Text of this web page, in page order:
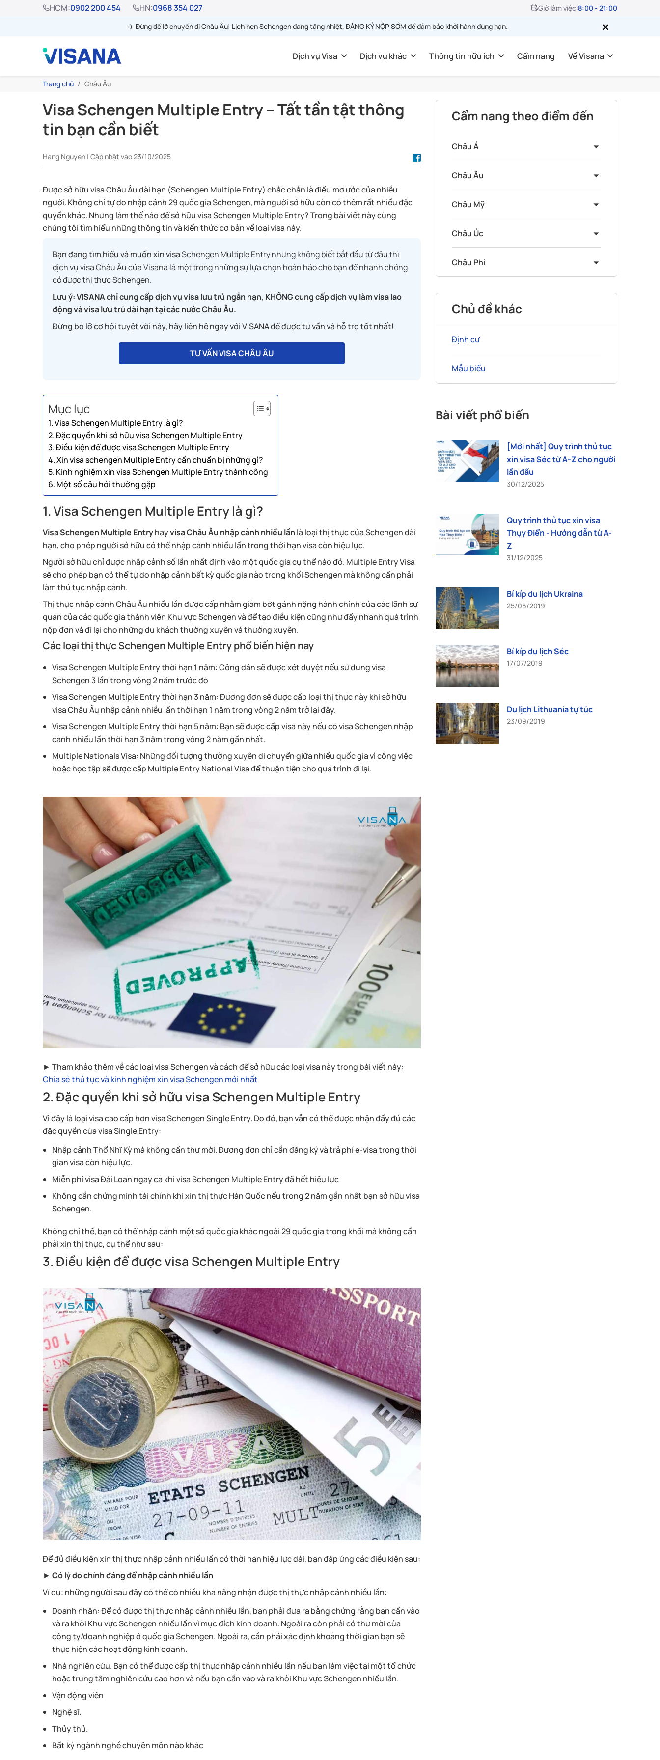
HCM:0902 200 454 HN:0968 354 027 Giờ làm việc:8:00 - 21:00
✈️ Đừng để lỡ chuyến đi Châu Âu! Lịch hẹn Schengen đang tăng nhiệt, ĐĂNG KÝ NỘP SỚM để đảm bảo khởi hành đúng hạn.
Dịch vụ Visa Dịch vụ khác Thông tin hữu ích Cẩm nang Về Visana
Trang chủ Châu Âu
Visa Schengen Multiple Entry – Tất tần tật thông
tin bạn cần biết
Hang Nguyen | Cập nhật vào 23/10/2025
Được sở hữu visa Châu Âu dài hạn (Schengen Multiple Entry) chắc chắn là điều mơ ước của nhiều
người. Không chỉ tự do nhập cảnh 29 quốc gia Schengen, mà người sở hữu còn có thêm rất nhiều đặc
quyền khác. Nhưng làm thế nào để sở hữu visa Schengen Multiple Entry? Trong bài viết này cùng
chúng tôi tìm hiểu những thông tin và kiến thức cơ bản về loại visa này.
Bạn đang tìm hiểu và muốn xin visaSchengen Multiple Entry nhưng không biết bắt đầu từ đâu thì
dịch vụ visa Châu Âu của Visana là một trong những sự lựa chọn hoàn hảo cho bạn để nhanh chóng
có được thị thực Schengen.
Lưu ý: VISANA chỉ cung cấp dịch vụ visa lưu trú ngắn hạn, KHÔNG cung cấp dịch vụ làm visa lao
động và visa lưu trú dài hạn tại các nước Châu Âu.
Đừng bỏ lỡ cơ hội tuyệt vời này, hãy liên hệ ngay với VISANA để được tư vấn và hỗ trợ tốt nhất!
TƯ VẤN VISA CHÂU ÂU
Mục lục
1. Visa Schengen Multiple Entry là gì?
2. Đặc quyền khi sở hữu visa Schengen Multiple Entry
3. Điều kiện để được visa Schengen Multiple Entry
4. Xin visa schengen Multiple Entry cần chuẩn bị những gì?
5. Kinh nghiệm xin visa Schengen Multiple Entry thành công
6. Một số câu hỏi thường gặp
1. Visa Schengen Multiple Entry là gì?
Visa Schengen Multiple Entryhayvisa Châu Âu nhập cảnh nhiều lần là loại thị thực của Schengen dài
hạn, cho phép người sở hữu có thể nhập cảnh nhiều lần trong thời hạn visa còn hiệu lực.
Người sở hữu chỉ được nhập cảnh số lần nhất định vào một quốc gia cụ thể nào đó. Multiple Entry Visa
sẽ cho phép bạn có thể tự do nhập cảnh bất kỳ quốc gia nào trong khối Schengen mà không cần phải
làm thủ tục nhập cảnh.
Thị thực nhập cảnh Châu Âu nhiều lần được cấp nhằm giảm bớt gánh nặng hành chính của các lãnh sự
quán của các quốc gia thành viên Khu vực Schengen và để tạo điều kiện cũng như đẩy nhanh quá trình
nộp đơn và đi lại cho những du khách thường xuyên và thường xuyên.
Các loại thị thực Schengen Multiple Entry phổ biến hiện nay
Visa Schengen Multiple Entry thời hạn 1 năm: Công dân sẽ được xét duyệt nếu sử dụng visa
Schengen 3 lần trong vòng 2 năm trước đó
Visa Schengen Multiple Entry thời hạn 3 năm: Đương đơn sẽ được cấp loại thị thực này khi sở hữu
visa Châu Âu nhập cảnh nhiều lần thời hạn 1 năm trong vòng 2 năm trở lại đây.
Visa Schengen Multiple Entry thời hạn 5 năm: Bạn sẽ được cấp visa này nếu có visa Schengen nhập
cảnh nhiều lần thời hạn 3 năm trong vòng 2 năm gần nhất.
Multiple Nationals Visa: Những đối tượng thường xuyên di chuyển giữa nhiều quốc gia vì công việc
hoặc học tập sẽ được cấp Multiple Entry National Visa để thuận tiện cho quá trình đi lại.
► Tham khảo thêm về các loại visa Schengen và cách để sở hữu các loại visa này trong bài viết này:
Chia sẻ thủ tục và kinh nghiệm xin visa Schengen mới nhất
2. Đặc quyền khi sở hữu visa Schengen Multiple Entry
Vì đây là loại visa cao cấp hơn visa Schengen Single Entry. Do đó, bạn vẫn có thể được nhận đầy đủ các
đặc quyền của visa Single Entry:
Nhập cảnh Thổ Nhĩ Kỳ mà không cần thư mời. Đương đơn chỉ cần đăng ký và trả phí e-visa trong thời
gian visa còn hiệu lực.
Miễn phí visa Đài Loan ngay cả khi visa Schengen Multiple Entry đã hết hiệu lực
Không cần chứng minh tài chính khi xin thị thực Hàn Quốc nếu trong 2 năm gần nhất bạn sở hữu visa
Schengen.
Không chỉ thế, bạn có thể nhập cảnh một số quốc gia khác ngoài 29 quốc gia trong khối mà không cần
phải xin thị thực, cụ thể như sau:
3. Điều kiện để được visa Schengen Multiple Entry
Để đủ điều kiện xin thị thực nhập cảnh nhiều lần có thời hạn hiệu lực dài, bạn đáp ứng các điều kiện sau:
► Có lý do chính đáng để nhập cảnh nhiều lần
Ví dụ: những người sau đây có thể có nhiều khả năng nhận được thị thực nhập cảnh nhiều lần:
Doanh nhân: Để có được thị thực nhập cảnh nhiều lần, bạn phải đưa ra bằng chứng rằng bạn cần vào
và ra khỏi Khu vực Schengen nhiều lần vì mục đích kinh doanh. Ngoài ra còn phải có thư mời của
công ty/doanh nghiệp ở quốc gia Schengen. Ngoài ra, cần phải xác định khoảng thời gian bạn sẽ
thực hiện các hoạt động kinh doanh.
Nhà nghiên cứu. Bạn có thể được cấp thị thực nhập cảnh nhiều lần nếu bạn làm việc tại một tổ chức
hoặc trung tâm nghiên cứu cao hơn và nếu bạn cần vào và ra khỏi Khu vực Schengen nhiều lần.
Vận động viên
Nghệ sĩ.
Thủy thủ.
Bất kỳ ngành nghề chuyên môn nào khác
Cẩm nang theo điểm đến
Châu Á
Châu Âu
Châu Mỹ
Châu Úc
Châu Phi
Chủ đề khác
Định cư
Mẫu biểu
Bài viết phổ biến
[Mới nhất] Quy trình thủ tục
xin visa Séc từ A-Z cho người
lần đầu
30/12/2025
Quy trình thủ tục xin visa
Thụy Điển - Hướng dẫn từ A-
Z
31/12/2025
Bí kíp du lịch Ukraina
25/06/2019
Bí kíp du lịch Séc
17/07/2019
Du lịch Lithuania tự túc
23/09/2019